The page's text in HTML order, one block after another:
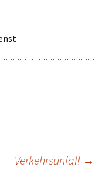
Verkehrsunfall →